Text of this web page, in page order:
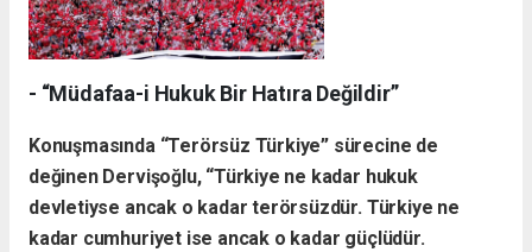
- “Müdafaa-i Hukuk Bir Hatıra Değildir”
Konuşmasında “Terörsüz Türkiye” sürecine de
değinen Dervişoğlu, “Türkiye ne kadar hukuk
devletiyse ancak o kadar terörsüzdür. Türkiye ne
kadar cumhuriyet ise ancak o kadar güçlüdür.